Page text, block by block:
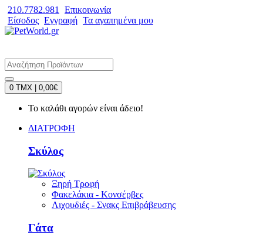
210.7782.981
Επικοινωνία
Είσοδος Εγγραφή Τα αγαπημένα μου
0 TMX | 0,00€
Το καλάθι αγορών είναι άδειο!
ΔΙΑΤΡΟΦΗ
Σκύλος
Ξηρή Τροφή
Φακελάκια - Κονσέρβες
Λιχουδιές - Σνακς Επιβράβευσης
Γάτα